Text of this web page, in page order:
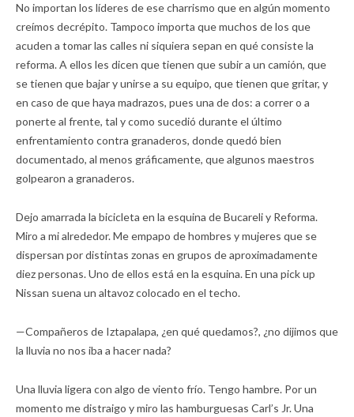
No importan los líderes de ese charrismo que en algún momento
creímos decrépito. Tampoco importa que muchos de los que
acuden a tomar las calles ni siquiera sepan en qué consiste la
reforma. A ellos les dicen que tienen que subir a un camión, que
se tienen que bajar y unirse a su equipo, que tienen que gritar, y
en caso de que haya madrazos, pues una de dos: a correr o a
ponerte al frente, tal y como sucedió durante el último
enfrentamiento contra granaderos, donde quedó bien
documentado, al menos gráficamente, que algunos maestros
golpearon a granaderos.
Dejo amarrada la bicicleta en la esquina de Bucareli y Reforma.
Miro a mi alrededor. Me empapo de hombres y mujeres que se
dispersan por distintas zonas en grupos de aproximadamente
diez personas. Uno de ellos está en la esquina. En una pick up
Nissan suena un altavoz colocado en el techo.
—Compañeros de Iztapalapa, ¿en qué quedamos?, ¿no dijimos que
la lluvia no nos iba a hacer nada?
Una lluvia ligera con algo de viento frío. Tengo hambre. Por un
momento me distraigo y miro las hamburguesas Carl’s Jr. Una